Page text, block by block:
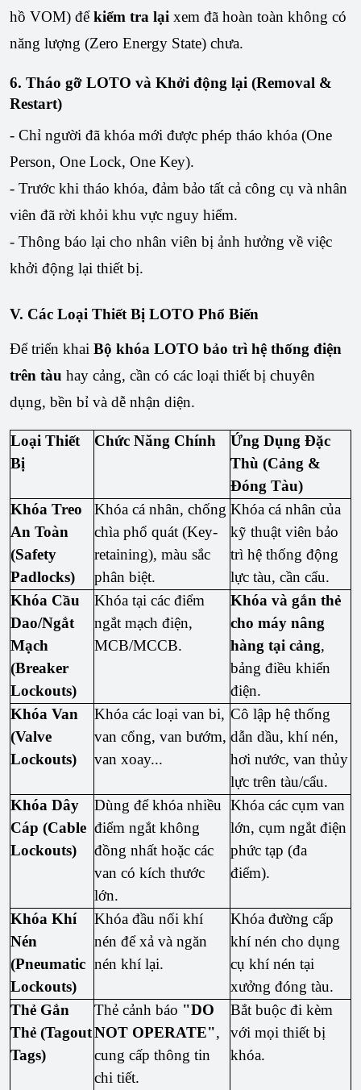
hồ VOM) đểkiểm tra lại xem đã hoàn toàn không có
năng lượng (Zero Energy State) chưa.
6. Tháo gỡ LOTO và Khởi động lại (Removal &
Restart)
- Chỉ người đã khóa mới được phép tháo khóa (One
Person, One Lock, One Key).
- Trước khi tháo khóa, đảm bảo tất cả công cụ và nhân
viên đã rời khỏi khu vực nguy hiểm.
- Thông báo lại cho nhân viên bị ảnh hưởng về việc
khởi động lại thiết bị.
V. Các Loại Thiết Bị LOTO Phổ Biến
Để triển khai Bộ khóa LOTO bảo trì hệ thống điện
trên tàu hay cảng, cần có các loại thiết bị chuyên
dụng, bền bỉ và dễ nhận diện.
Loại Thiết
Bị
Chức Năng Chính
Ứng Dụng Đặc
Thù (Cảng &
Đóng Tàu)
Khóa Treo
An Toàn
(Safety
Padlocks)
Khóa cá nhân, chống
chìa phổ quát (Key-
retaining), màu sắc
phân biệt.
Khóa cá nhân của
kỹ thuật viên bảo
trì hệ thống động
lực tàu, cần cẩu.
Khóa Cầu
Dao/Ngắt
Mạch
(Breaker
Lockouts)
Khóa tại các điểm
ngắt mạch điện,
MCB/MCCB.
Khóa và gắn thẻ
cho máy nâng
hàng tại cảng,
bảng điều khiển
điện.
Khóa Van
(Valve
Lockouts)
Khóa các loại van bi,
van cổng, van bướm,
van xoay...
Cô lập hệ thống
dẫn dầu, khí nén,
hơi nước, van thủy
lực trên tàu/cẩu.
Khóa Dây
Cáp (Cable
Lockouts)
Dùng để khóa nhiều
điểm ngắt không
đồng nhất hoặc các
van có kích thước
lớn.
Khóa các cụm van
lớn, cụm ngắt điện
phức tạp (đa
điểm).
Khóa Khí
Nén
(Pneumatic
Lockouts)
Khóa đầu nối khí
nén để xả và ngăn
nén khí lại.
Khóa đường cấp
khí nén cho dụng
cụ khí nén tại
xưởng đóng tàu.
Thẻ Gắn
Thẻ (Tagout
Tags)
Thẻ cảnh báo "DO
NOT OPERATE",
cung cấp thông tin
chi tiết.
Bắt buộc đi kèm
với mọi thiết bị
khóa.